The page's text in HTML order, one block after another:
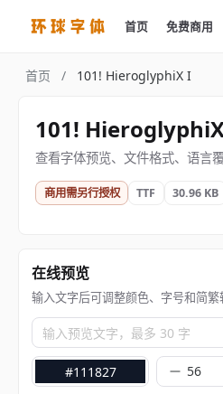
首页 免费商用
首页 / 101! HieroglyphiX I
101!
查看字体预览、文件格式、语言
商用需另行授权 TTF 30.96 KB
在线预览
输入文字后可调整颜色、字号和简繁
输入预览文字，最多 30 字
#111827